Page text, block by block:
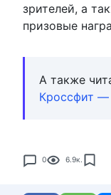
зрителей, а
призовые
А также
Кроссфит —
0 6.9к.